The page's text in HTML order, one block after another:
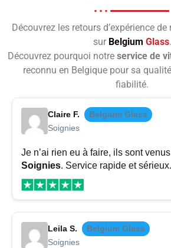
Découvrez les retours d’expérience
sur Belgium Glass.
Découvrez pourquoi notre service de
reconnu en Belgique pour sa
fiabilité.
Claire F.
Belgium Glass
Soignies
Je n’ai rien eu à faire, ils sont
Soignies. Service rapide et sérieux.
Leila S.
Belgium Glass
Soignies